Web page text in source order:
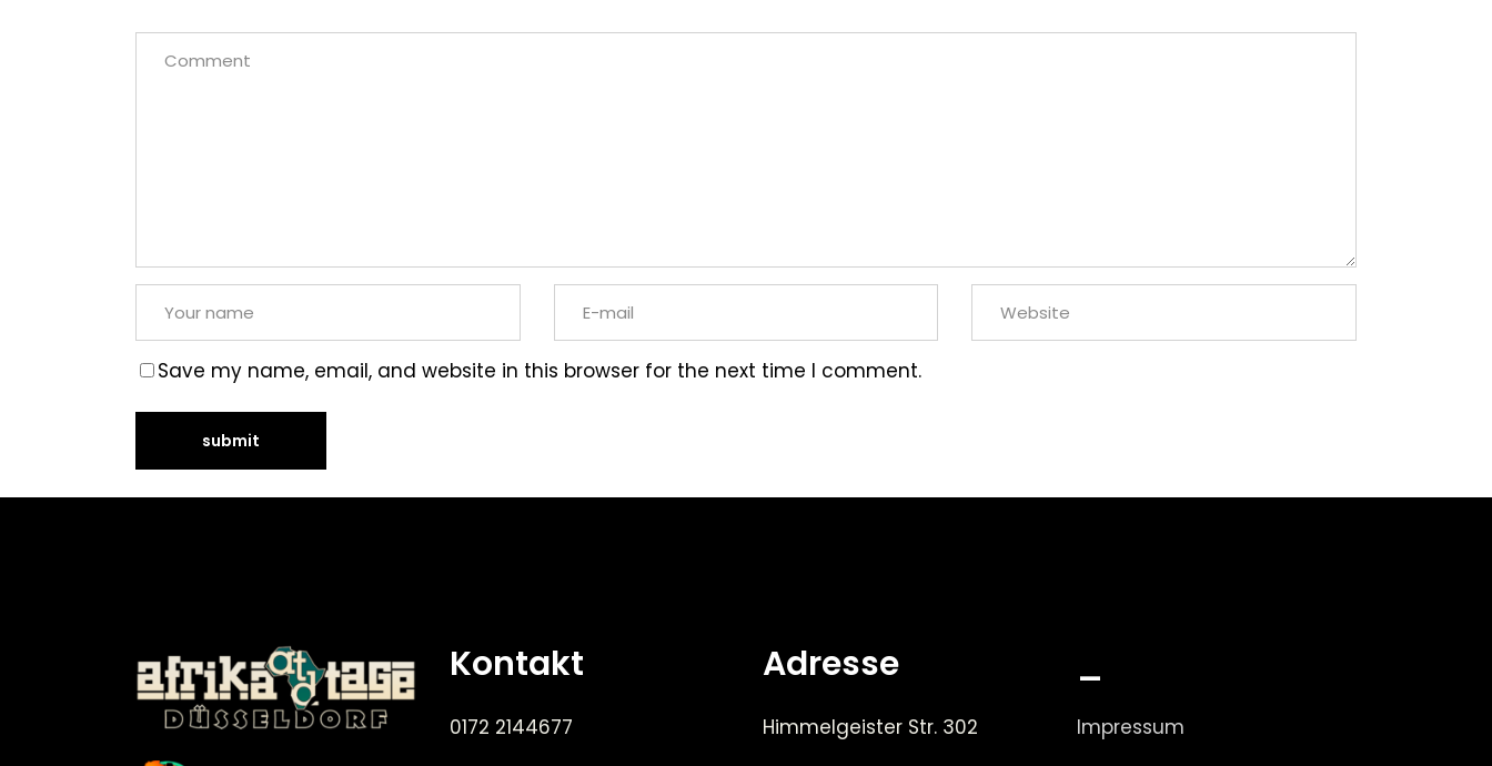
Save my name, email, and website in this browser for the next time I comment.
Kontakt
0172 2144677
Adresse
Himmelgeister Str. 302
_
Impressum